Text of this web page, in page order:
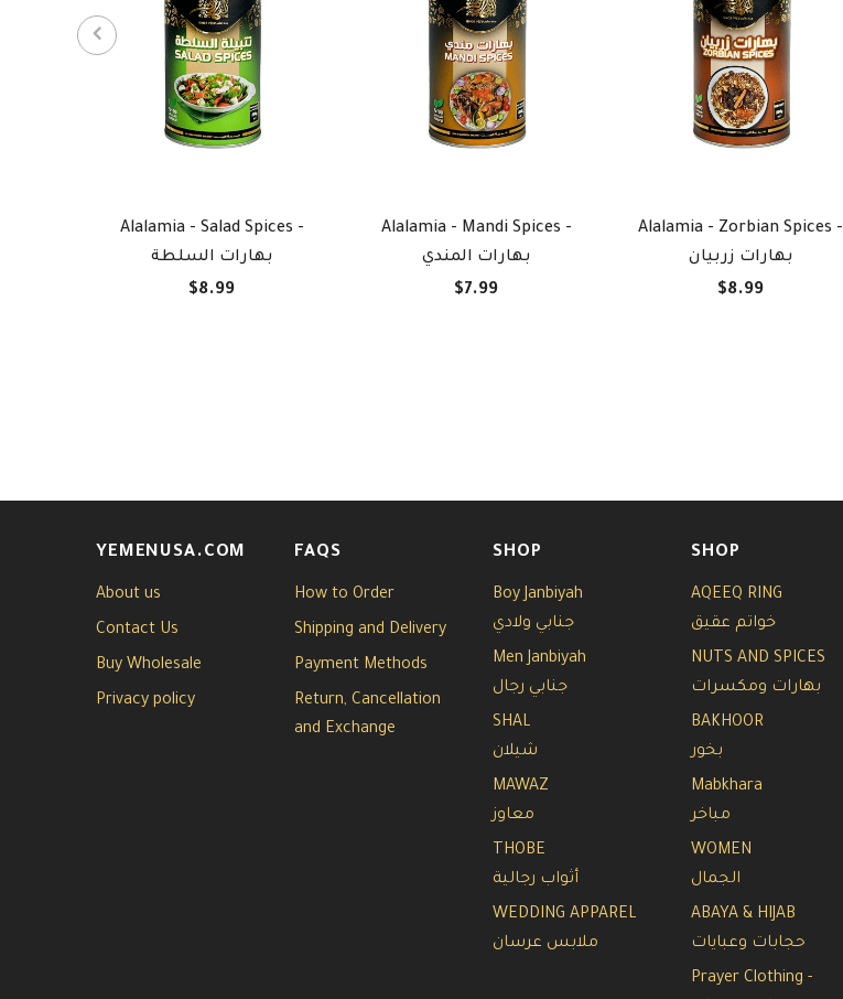
Alalamia - Salad Spices -
بهارات السلطة
$8.99
Alalamia - Mandi Spices -
بهارات المندي
$7.99
Alalamia - Zorbian Spices -
بهارات زربيان
$8.99
YEMENUSA.COM
About us
Contact Us
Buy Wholesale
Privacy policy
FAQS
How to Order
Shipping and Delivery
Payment Methods
Return, Cancellation
and Exchange
SHOP
Boy Janbiyah
جنابي ولادي
Men Janbiyah
جنابي رجال
SHAL
شيلان
MAWAZ
معاوز
THOBE
أثواب رجالية
WEDDING APPAREL
ملابس عرسان
SHOP
AQEEQ RING
خواتم عقيق
NUTS AND SPICES
بهارات ومكسرات
BAKHOOR
بخور
Mabkhara
مباخر
WOMEN
الجمال
ABAYA & HIJAB
حجابات وعبايات
Prayer Clothing -